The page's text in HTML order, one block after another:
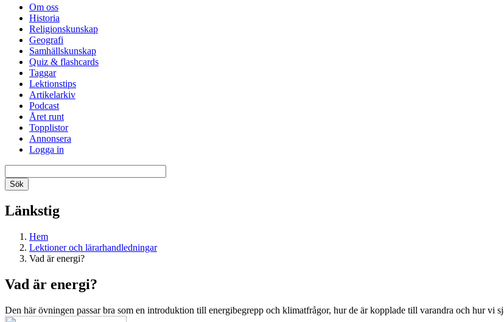
Om oss
Historia
Religionskunskap
Geografi
Samhällskunskap
Quiz & flashcards
Taggar
Lektionstips
Artikelarkiv
Podcast
Året runt
Topplistor
Annonsera
Logga in
Länkstig
Hem
Lektioner och lärarhandledningar
Vad är energi?
Vad är energi?
Den här övningen passar bra som en introduktion till energibegrepp och klimatfrågor, hur de är kopplade till varandra och hur vi